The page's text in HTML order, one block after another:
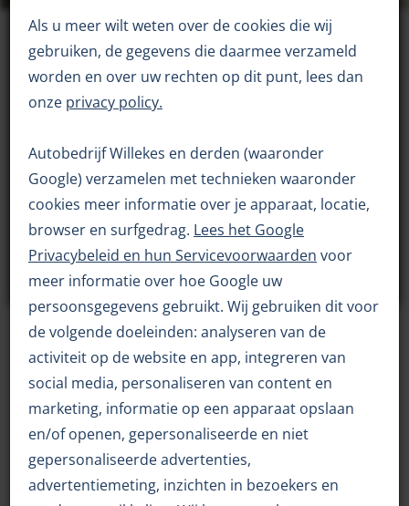
In 2008 zijn wij van start gegaan met onze
Bandenservice. Deze biedt u kwaliteit tegen
concurrende prijzen met een eerlijk advies.
assortiment banden. Zowel van ons huismerk Semperit
als ook diverse andere merken zijn banden uit
voorraad leverbaar. Mocht u specifieke wensen hebben
dan kan dit snel geregeld worden. Onze medewerkers
zijn goed opgeleid en volgen regelmatig trainingen om
op de hoogte te zijn van alle nieuwe technieken en
ontwikkelingen. Hierdoor bent u verzekerd van een
juist advies.
Aanschaf, controle en onderhoud
U kunt bij ons terecht voor de aanschaf van nieuwe
personenwagenbanden, banden voor lichte
bedrijfswagens of (lichtmetalen) wielen, maar
natuurlijk ook voor aanvullende diensten. Zo kunt u bij
ons uw banden vakkundig laten controleren op de
juiste bandenspanning.
Als u meer wilt weten over de cookies die wij
gebruiken, de gegevens die daarmee verzameld
worden en over uw rechten op dit punt, lees dan
onze privacy policy.
Autobedrijf Willekes en derden (waaronder
Google) verzamelen met technieken waaronder
cookies meer informatie over je apparaat, locatie,
browser en surfgedrag. Lees het Google
Privacybeleid en hun Servicevoorwaarden voor
meer informatie over hoe Google uw
persoonsgegevens gebruikt. Wij gebruiken dit voor
de volgende doeleinden: analyseren van de
activiteit op de website en app, integreren van
social media, personaliseren van content en
marketing, informatie op een apparaat opslaan
en/of openen, gepersonaliseerde en niet
gepersonaliseerde advertenties,
advertentiemeting, inzichten in bezoekers en